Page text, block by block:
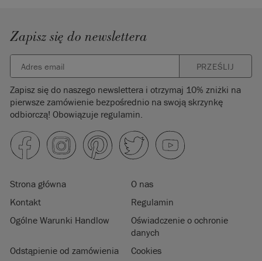
Zapisz się do newslettera
PRZEŚLIJ
Zapisz się do naszego newslettera i otrzymaj 10% zniżki na
pierwsze zamówienie bezpośrednio na swoją skrzynkę
odbiorczą! Obowiązuje regulamin.
Strona główna
O nas
Kontakt
Regulamin
Ogólne Warunki Handlow
Oświadczenie o ochronie
danych
Odstąpienie od zamówienia
Cookies